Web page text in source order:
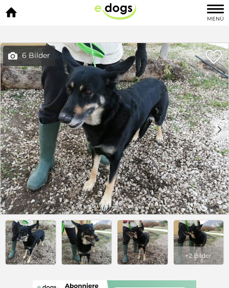

MENÜ
 6 Bilder 
c d
+2 Bilder